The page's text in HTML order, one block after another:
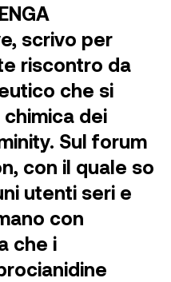
scrivo per
riscontro da
che si
dei
Sul forum
con il quale so
utenti seri e
con
che i